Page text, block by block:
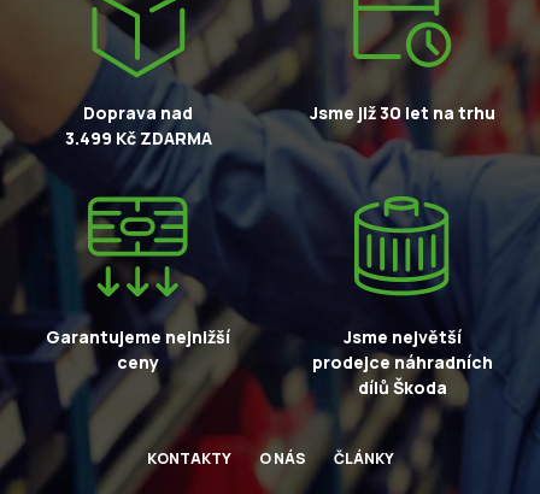
Doprava nad
3.499 Kč ZDARMA
Jsme již 30 let na trhu
Garantujeme nejnižší
ceny
Jsme největší
prodejce náhradních
dílů Škoda
KONTAKTY O NÁS ČLÁNKY